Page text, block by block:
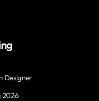
Designer
2026